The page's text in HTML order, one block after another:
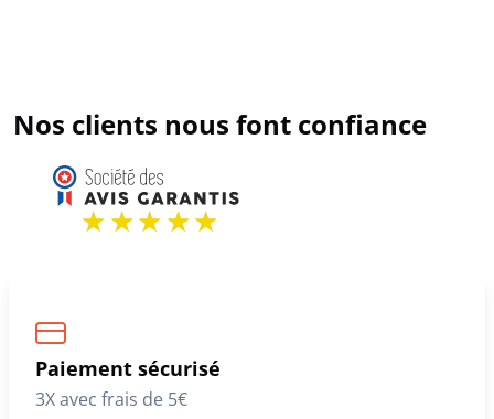
Nos clients nous font confiance
Paiement sécurisé
3X avec frais de 5€